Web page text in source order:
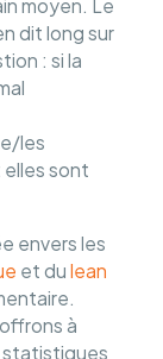
moyen. Le
dit long sur
: si la
les
sont
envers les
et dulean
offrons à
statistiques